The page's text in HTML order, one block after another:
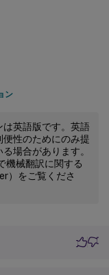
ン
は英語版です。英語
性のためにのみ提
場合があります。
機械翻訳に関する
）をご覧くださ